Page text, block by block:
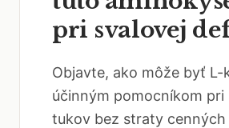
pri svalovej
Objavte, ako môže byť L-
účinným pomocníkom pri
tukov bez straty cenných